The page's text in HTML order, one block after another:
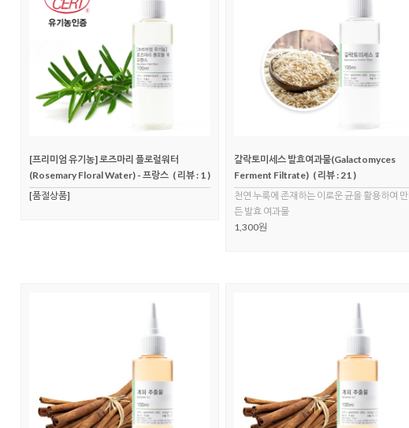
[프리미엄 유기농] 로즈마리 플로럴워터
(Rosemary Floral Water) - 프랑스 ( 리뷰 : 1 )
[품절상품]
갈락토미세스 발효여과물(Galactomyces
Ferment Filtrate) ( 리뷰 : 21 )
천연 누룩에 존재하는 이로운 균을 활용하여 만
든 발효 여과물
1,300원